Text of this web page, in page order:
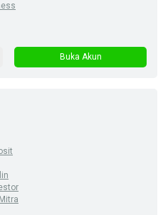
Buka Akun